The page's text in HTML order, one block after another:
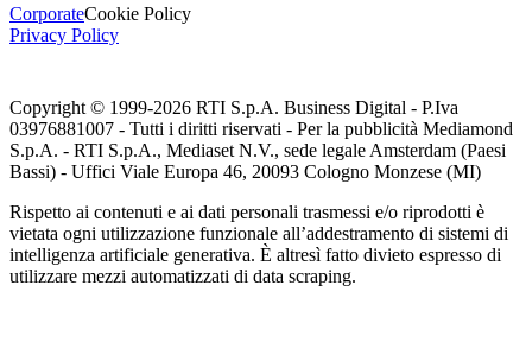
CorporateCookie Policy
Privacy Policy
Copyright © 1999-2026 RTI S.p.A. Business Digital - P.Iva
03976881007 - Tutti i diritti riservati - Per la pubblicità Mediamond
S.p.A. - RTI S.p.A., Mediaset N.V., sede legale Amsterdam (Paesi
Bassi) - Uffici Viale Europa 46, 20093 Cologno Monzese (MI)
Rispetto ai contenuti e ai dati personali trasmessi e/o riprodotti è
vietata ogni utilizzazione funzionale all’addestramento di sistemi di
intelligenza artificiale generativa. È altresì fatto divieto espresso di
utilizzare mezzi automatizzati di data scraping.